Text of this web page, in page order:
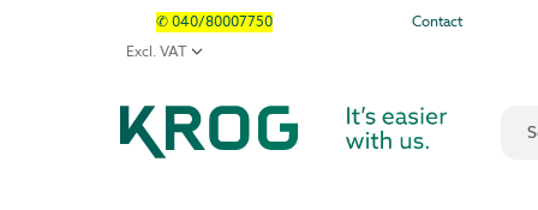
✆ 040/80007750 Contact